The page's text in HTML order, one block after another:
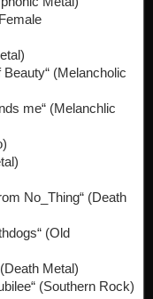
(Melancholic
me“ (Melanchlic
No_Thing“ (Death
(Old
Metal)
(Southern Rock)